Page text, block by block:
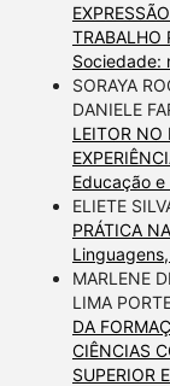
TRABALHO
Sociedade:
SORAYA
DANIELE
LEITOR NO
Educação
ELIETE
PRÁTICA
MARLENE
LIMA
DA
CIÊNCIAS
SUPERIOR